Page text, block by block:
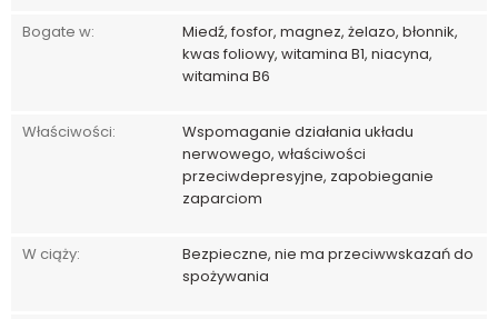
Bogate w:
Miedź, fosfor, magnez, żelazo, błonnik,
kwas foliowy, witamina B1, niacyna,
witamina B6
Właściwości:
Wspomaganie działania układu
nerwowego, właściwości
przeciwdepresyjne, zapobieganie
zaparciom
W ciąży:
Bezpieczne, nie ma przeciwwskazań do
spożywania